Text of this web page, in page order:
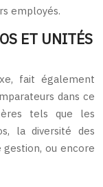
employés.
ET UNITÉS
fait également
dans ce
tels que les
la diversité des
ou encore